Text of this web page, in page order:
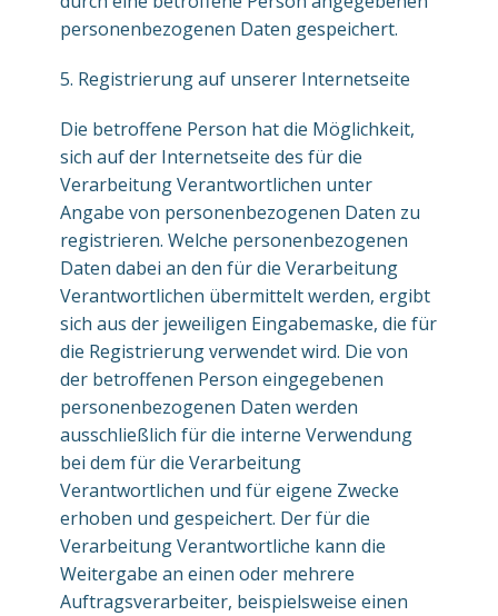
personenbezogenen Daten gespeichert.
5. Registrierung auf unserer Internetseite
Die betroffene Person hat die Möglichkeit,
sich auf der Internetseite des für die
Verarbeitung Verantwortlichen unter
Angabe von personenbezogenen Daten zu
registrieren. Welche personenbezogenen
Daten dabei an den für die Verarbeitung
Verantwortlichen übermittelt werden, ergibt
sich aus der jeweiligen Eingabemaske, die für
die Registrierung verwendet wird. Die von
der betroffenen Person eingegebenen
personenbezogenen Daten werden
ausschließlich für die interne Verwendung
bei dem für die Verarbeitung
Verantwortlichen und für eigene Zwecke
erhoben und gespeichert. Der für die
Verarbeitung Verantwortliche kann die
Weitergabe an einen oder mehrere
Auftragsverarbeiter, beispielsweise einen